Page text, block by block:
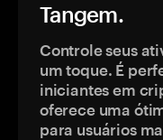
Tangem.
Controle seus
um toque. É
iniciantes em
oferece uma
para usuários